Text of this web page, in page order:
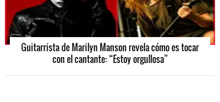
Guitarrista de Marilyn Manson revela cómo es tocar
con el cantante: “Estoy orgullosa”